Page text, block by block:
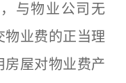
与物业公司无
物业费的正当理
房屋对物业费产